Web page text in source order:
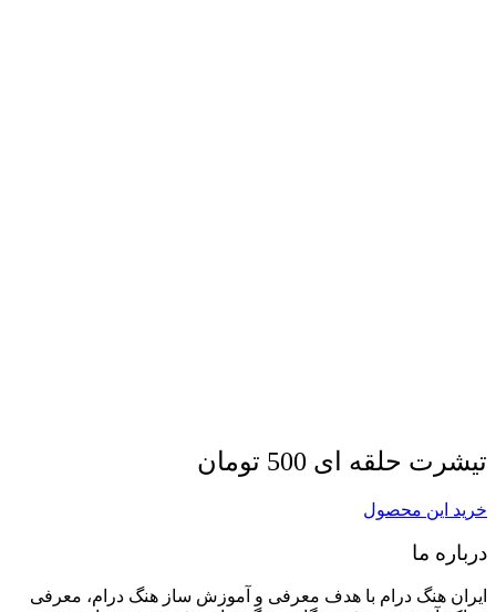
تیشرت حلقه ای 500 تومان
خرید این محصول
درباره ما
ایران هنگ درام با هدف معرفی و آموزش ساز هنگ درام، معرفی